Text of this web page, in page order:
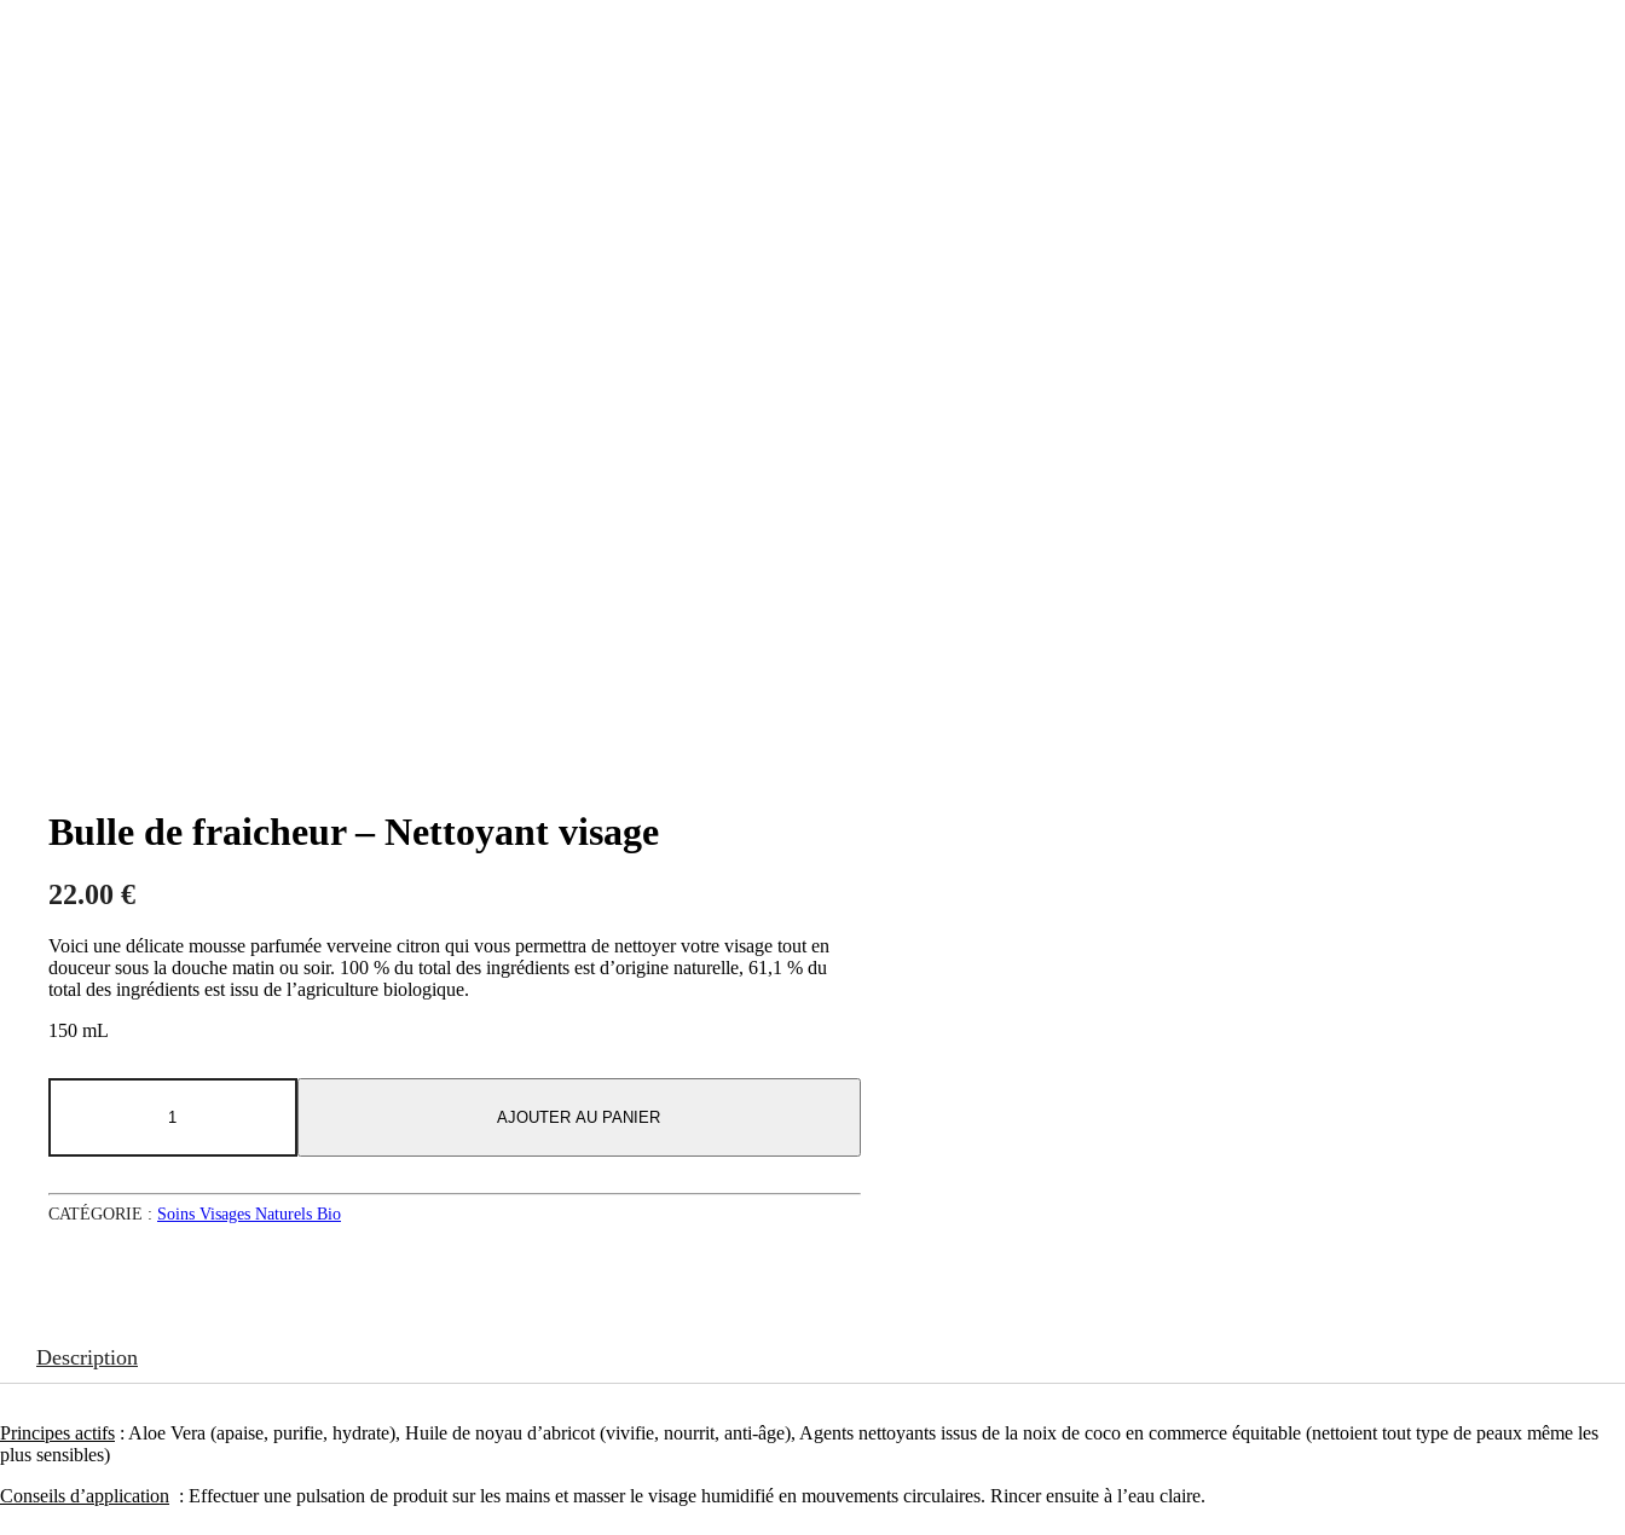
Bulle de fraicheur – Nettoyant visage
22.00 €
Voici une délicate mousse parfumée verveine citron qui vous permettra de nettoyer votre visage tout en
douceur sous la douche matin ou soir. 100 % du total des ingrédients est d’origine naturelle, 61,1 % du
total des ingrédients est issu de l’agriculture biologique.
150 mL
de
de
-
Nettoyant
AJOUTER AU PANIER
CATÉGORIE : Soins Visages Naturels Bio
Description
Principes actifs : Aloe Vera (apaise, purifie, hydrate), Huile de noyau d’abricot (vivifie, nourrit, anti-âge), Agents nettoyants issus de la noix de coco en commerce équitable (nettoient tout type de peaux même les
plus sensibles)
Conseils d’application : Effectuer une pulsation de produit sur les mains et masser le visage humidifié en mouvements circulaires. Rincer ensuite à l’eau claire.